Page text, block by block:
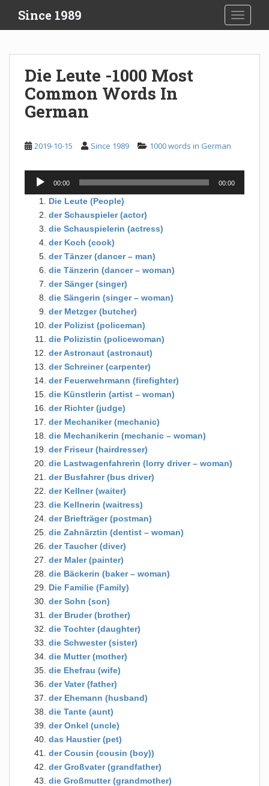
i
Since 1989
Die Leute -1000 Most
Common Words In
German
2019-10-15 Since 1989 1000 words in German
Audio
00:00 00:00
Die Leute (People)
der Schauspieler (actor)
die Schauspielerin (actress)
der Koch (cook)
der Tänzer (dancer – man)
die Tänzerin (dancer – woman)
der Sänger (singer)
die Sängerin (singer – woman)
der Metzger (butcher)
der Polizist (policeman)
die Polizistin (policewoman)
der Astronaut (astronaut)
der Schreiner (carpenter)
der Feuerwehrmann (firefighter)
die Künstlerin (artist – woman)
der Richter (judge)
der Mechaniker (mechanic)
die Mechanikerin (mechanic – woman)
der Friseur (hairdresser)
die Lastwagenfahrerin (lorry driver – woman)
der Busfahrer (bus driver)
der Kellner (waiter)
die Kellnerin (waitress)
der Briefträger (postman)
die Zahnärztin (dentist – woman)
der Taucher (diver)
der Maler (painter)
die Bäckerin (baker – woman)
Die Familie (Family)
der Sohn (son)
der Bruder (brother)
die Tochter (daughter)
die Schwester (sister)
die Mutter (mother)
die Ehefrau (wife)
der Vater (father)
der Ehemann (husband)
die Tante (aunt)
der Onkel (uncle)
das Haustier (pet)
der Cousin (cousin (boy))
der Großvater (grandfather)
die Großmutter (grandmother)